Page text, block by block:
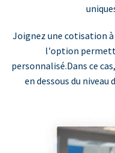
Joignez une cotisation à
l'option
personnalisé.Dans ce
en dessous du